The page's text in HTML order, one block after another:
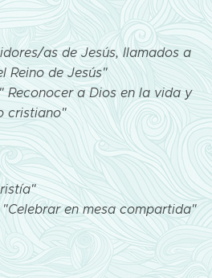
as de Jesús, llamados a
Reino de Jesús"
" Reconocer a Dios en la vida y
cristiano"
"Celebrar en mesa compartida"